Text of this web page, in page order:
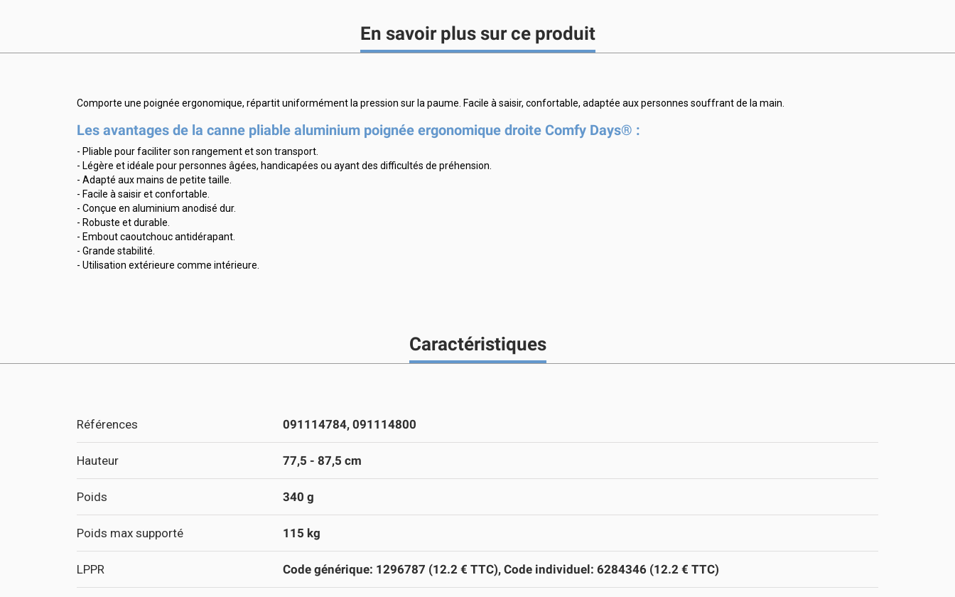
En savoir plus sur ce produit
Comporte une poignée ergonomique, répartit uniformément la pression sur la paume. Facile à saisir, confortable, adaptée aux personnes souffrant de la main.
Les avantages de la canne pliable aluminium poignée ergonomique droite Comfy Days® :
- Pliable pour faciliter son rangement et son transport.
- Légère et idéale pour personnes âgées, handicapées ou ayant des difficultés de préhension.
- Adapté aux mains de petite taille.
- Facile à saisir et confortable.
- Conçue en aluminium anodisé dur.
- Robuste et durable.
- Embout caoutchouc antidérapant.
- Grande stabilité.
- Utilisation extérieure comme intérieure.
Caractéristiques
Références 091114784, 091114800
Hauteur 77,5 - 87,5 cm
Poids 340 g
Poids max supporté 115 kg
LPPR Code générique: 1296787 (12.2 € TTC), Code individuel: 6284346 (12.2 € TTC)